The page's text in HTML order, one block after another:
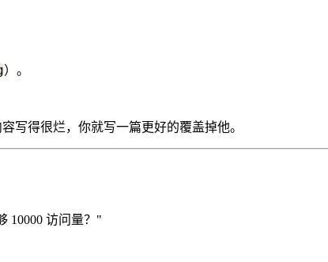
）。
写得很烂，你就写一篇更好的覆盖掉他。
10000 访问量？"